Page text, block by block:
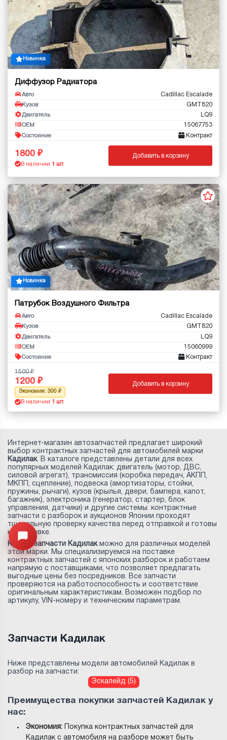
Новинка
Диффузор Радиатора
Авто Cadillac Escalade
Кузов GMT820
Двигатель LQ9
OEM 15067753
Состояние Контракт
1800
В наличии: 1 шт.
Добавить в корзину
Новинка
Патрубок Воздушного Фильтра
Авто Cadillac Escalade
Кузов GMT820
Двигатель LQ9
OEM 15060999
Состояние Контракт
1500
1200
Экономия: 300
В наличии: 1 шт.
Добавить в корзину
Открыть меню
Интернет-магазин автозапчастей предлагает широкий
выбор контрактных запчастей для автомобилей марки
Кадилак. В каталоге представлены детали для всех
популярных моделей Кадилак: двигатель (мотор, ДВС,
силовой агрегат), трансмиссия (коробка передач, АКПП,
МКПП, сцепление), подвеска (амортизаторы, стойки,
пружины, рычаги), кузов (крылья, двери, бампера, капот,
багажник), электроника (генератор, стартер, блок
управления, датчики) и другие системы. контрактные
запчасти с разборок и аукционов Японии проходят
тщательную проверку качества перед отправкой и готовы
к установке.
Купить запчасти Кадилакможно для различных моделей
этой марки. Мы специализируемся на поставке
контрактных запчастей с японских разборок и работаем
напрямую с поставщиками, что позволяет предлагать
выгодные цены без посредников. Все запчасти
проверяются на работоспособность и соответствие
оригинальным характеристикам. Возможен подбор по
артикулу, VIN-номеру и техническим параметрам.
Запчасти Кадилак
Ниже представлены модели автомобилей Кадилак в
разбор на запчасти:
Эскалейд (5)
Преимущества покупки запчастей Кадилак у
нас:
Экономия: Покупка контрактных запчастей для
Кадилак с автомобиля на разборе может быть